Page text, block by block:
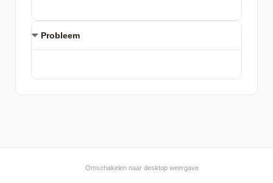
Probleem
Omschakelen naar desktop weergave